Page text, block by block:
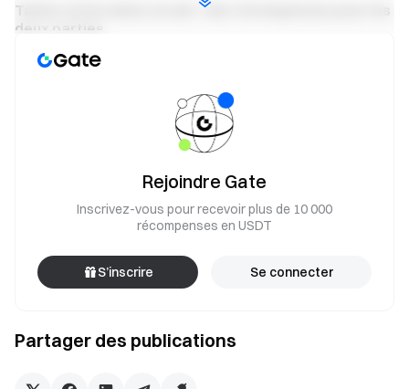
Tâche 3 | Parrainez un ami : des récompenses pour les
deux parties
Invitez de nouveaux portefeuilles à trader sur Gate Perp
perpétuel d'au moins 500 USDT, les deux gagnent des
Les parrains reçoivent 20 USDT par parrainage ; les invités
reçoivent 10 USDT. Cagnotte totale : 7 000 USDT, premier
arrivé, premier servi.
Conditions des vouchers de trading
Toutes les récompenses de cet événement sont
Les vouchers peuvent être utilisés pour ouvrir des positions
de contrat perpétuel sur Gate Perp DEX. Les bénéfices
générés sont retirables, tandis que les pertes sont déduites
Partager des publications
Rejoindre Gate
Inscrivez-vous pour recevoir plus de 10 000
récompenses en USDT
S’inscrire Se connecter